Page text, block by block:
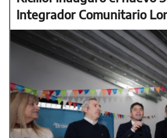
Integrador Comunitario